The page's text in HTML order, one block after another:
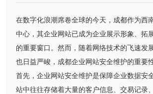
在数字化浪潮席卷全球的今天，成都作为西
中心，其企业网站已成为企业展示形象、拓
的重要窗口。然而，随着网络技术的飞速发
也日益严峻，成都企业网站安全维护的重要
首先，企业网站安全维护是保障企业数据安
站中往往存储着大量的客户信息、交易记录